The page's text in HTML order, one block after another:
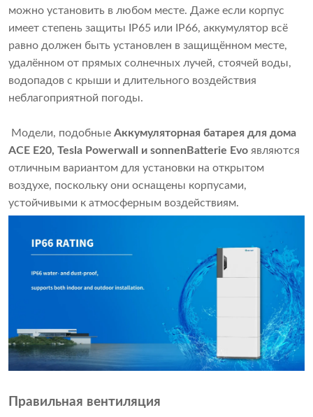
можно установить в любом месте. Даже если корпус
имеет степень защиты IP65 или IP66, аккумулятор всё
равно должен быть установлен в защищённом месте,
удалённом от прямых солнечных лучей, стоячей воды,
водопадов с крыши и длительного воздействия
неблагоприятной погоды.
Модели, подобные Аккумуляторная батарея для дома
ACE E20, Tesla Powerwall и sonnenBatterie Evo являются
отличным вариантом для установки на открытом
воздухе, поскольку они оснащены корпусами,
устойчивыми к атмосферным воздействиям.
Правильная вентиляция